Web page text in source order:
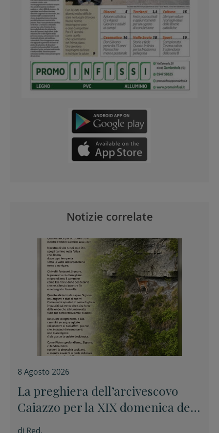
Notizie correlate
8 Agosto 2026
La preghiera dell’arcivescovo
Caiazzo per la XIX domenica del
Tempo ordinario
di Red.